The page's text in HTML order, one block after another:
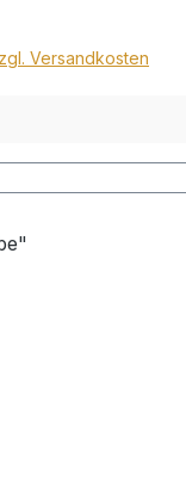
Versandkosten